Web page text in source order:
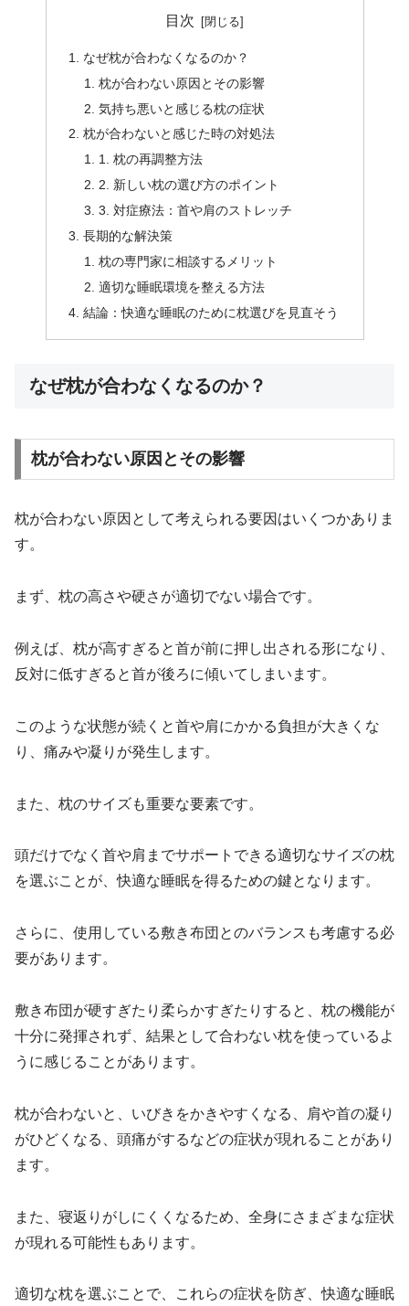
目次
なぜ枕が合わなくなるのか？
枕が合わない原因とその影響
気持ち悪いと感じる枕の症状
枕が合わないと感じた時の対処法
1. 枕の再調整方法
2. 新しい枕の選び方のポイント
3. 対症療法：首や肩のストレッチ
長期的な解決策
枕の専門家に相談するメリット
適切な睡眠環境を整える方法
結論：快適な睡眠のために枕選びを見直そう
なぜ枕が合わなくなるのか？
枕が合わない原因とその影響
枕が合わない原因として考えられる要因はいくつかありま
す。
まず、枕の高さや硬さが適切でない場合です。
例えば、枕が高すぎると首が前に押し出される形になり、
反対に低すぎると首が後ろに傾いてしまいます。
このような状態が続くと首や肩にかかる負担が大きくな
り、痛みや凝りが発生します。
また、枕のサイズも重要な要素です。
頭だけでなく首や肩までサポートできる適切なサイズの枕
を選ぶことが、快適な睡眠を得るための鍵となります。
さらに、使用している敷き布団とのバランスも考慮する必
要があります。
敷き布団が硬すぎたり柔らかすぎたりすると、枕の機能が
十分に発揮されず、結果として合わない枕を使っているよ
うに感じることがあります。
枕が合わないと、いびきをかきやすくなる、肩や首の凝り
がひどくなる、頭痛がするなどの症状が現れることがあり
ます。
また、寝返りがしにくくなるため、全身にさまざまな症状
が現れる可能性もあります。
適切な枕を選ぶことで、これらの症状を防ぎ、快適な睡眠